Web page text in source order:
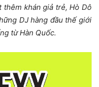
khán giả trẻ, Hò Dô
DJ hàng đầu thế giới
từ Hàn Quốc.